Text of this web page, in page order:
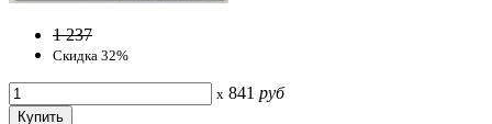
1 237
Скидка 32%
x 841 руб